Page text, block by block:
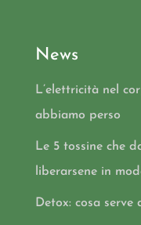
News
L’elettricità nel
abbiamo perso
Le 5 tossine che
liberarsene in
Detox: cosa